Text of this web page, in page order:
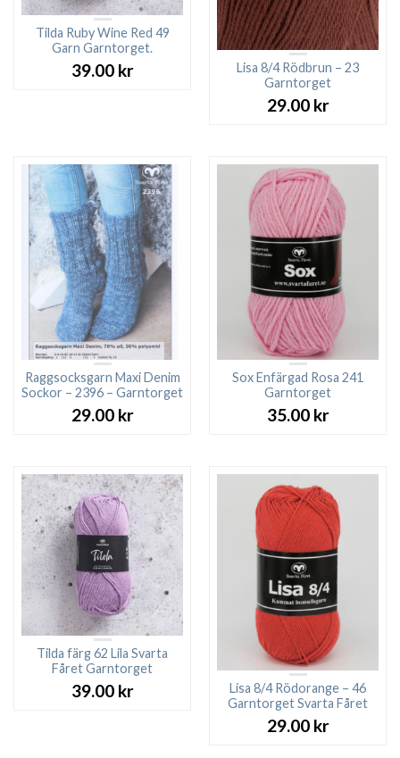
Tilda Ruby Wine Red 49
Garn Garntorget.
39.00 kr
Lisa 8/4 Rödbrun – 23
Garntorget
29.00 kr
Raggsocksgarn Maxi Denim
Sockor – 2396 – Garntorget
29.00 kr
Sox Enfärgad Rosa 241
Garntorget
35.00 kr
Tilda färg 62 Lila Svarta
Fåret Garntorget
39.00 kr
Lisa 8/4 Rödorange – 46
Garntorget Svarta Fåret
29.00 kr